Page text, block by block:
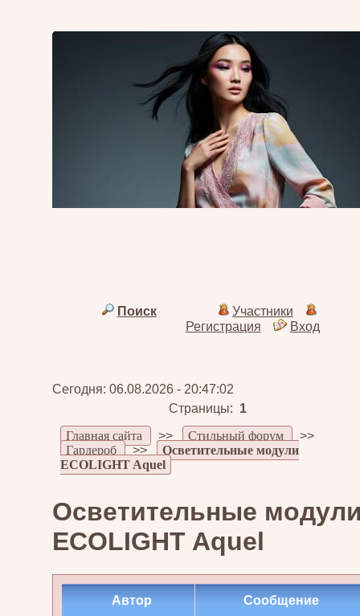
Поиск
Участники
Регистрация
Вход
Сегодня: 06.08.2026 - 20:47:02
Страницы: 1
Главная сайта
>> Стильный форум
>>
Гардероб
>>
Осветительные модули
ECOLIGHT Aquel
Осветительные
ECOLIGHT Aquel
Автор Сообщение